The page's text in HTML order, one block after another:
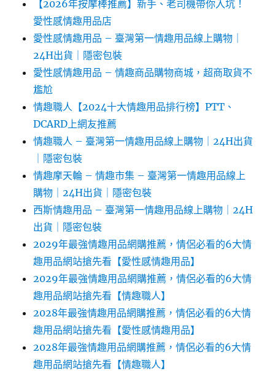
【2026年按摩棒推薦】新手、老司機帶你入坑！
愛性感情趣用品店
愛性感情趣用品 – 臺灣第一情趣用品線上購物｜
24H出貨｜隱密包裝
愛性感情趣用品 – 情趣商品購物商城，超商取貨不
尷尬
情趣職人【2024十大情趣用品排行榜】PTT、
DCARD上網友推薦
情趣職人 – 臺灣第一情趣用品線上購物｜24H出貨
｜隱密包裝
情趣摩天輪 – 情趣市集 – 臺灣第一情趣用品線上
購物｜24H出貨｜隱密包裝
西斯情趣用品 – 臺灣第一情趣用品線上購物｜24H
出貨｜隱密包裝
2029年最強情趣用品網購推薦，情侶必看的6大情
趣用品網站搶先看【愛性感情趣用品】
2029年最強情趣用品網購推薦，情侶必看的6大情
趣用品網站搶先看【情趣職人】
2028年最強情趣用品網購推薦，情侶必看的6大情
趣用品網站搶先看【愛性感情趣用品】
2028年最強情趣用品網購推薦，情侶必看的6大情
趣用品網站搶先看【情趣職人】